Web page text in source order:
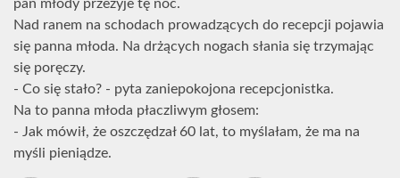
pan młody przeżyje tę noc.
Nad ranem na schodach prowadzących do recepcji pojawia
się panna młoda. Na drżących nogach słania się trzymając
się poręczy.
- Co się stało? - pyta zaniepokojona recepcjonistka.
Na to panna młoda płaczliwym głosem:
- Jak mówił, że oszczędzał 60 lat, to myślałam, że ma na
myśli pieniądze.